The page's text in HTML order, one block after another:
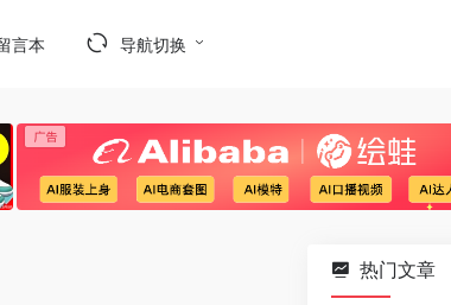
言本 导航切换
热门文章